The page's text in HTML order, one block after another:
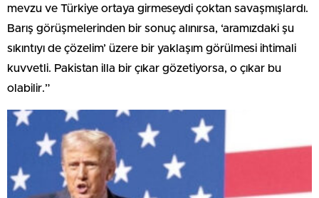
mevzu ve Türkiye ortaya girmeseydi çoktan savaşmışlardı.
Barış görüşmelerinden bir sonuç alınırsa, ‘aramızdaki şu
sıkıntıyı de çözelim’ üzere bir yaklaşım görülmesi ihtimali
kuvvetli. Pakistan illa bir çıkar gözetiyorsa, o çıkar bu
olabilir.”